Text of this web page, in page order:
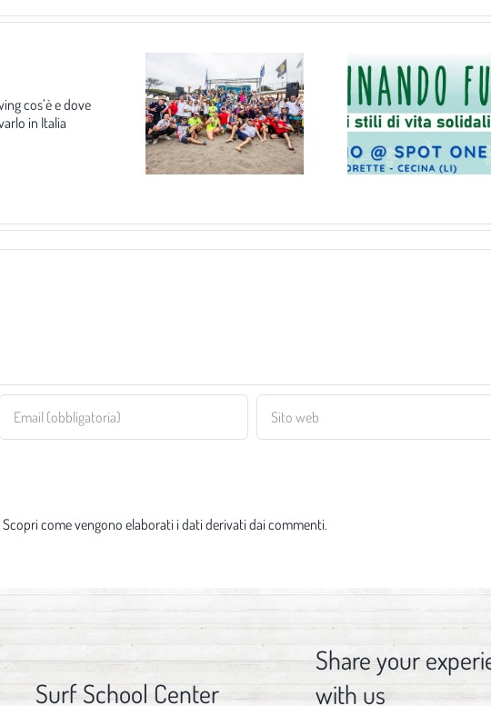
Scopri come vengono elaborati i dati derivati dai commenti.
Surf School Center
Share your
with us